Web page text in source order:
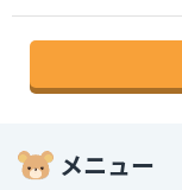
メニュー